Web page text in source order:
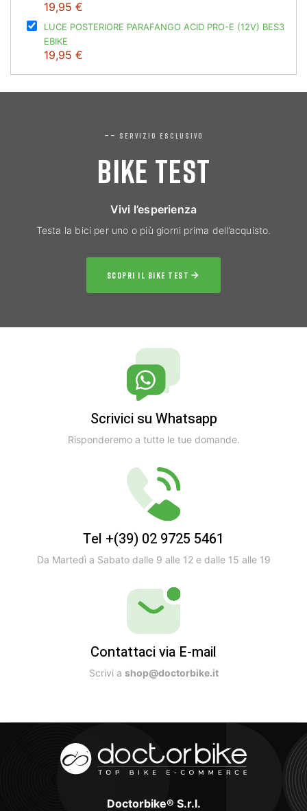
19,95 €
LUCE POSTERIORE PARAFANGO ACID PRO-E (12V) BES3
EBIKE
19,95 €
—— SERVIZIO ESCLUSIVO
BIKE TEST
Vivi l’esperienza
Testa la bici per uno o più giorni prima dell’acquisto.
SCOPRI IL BIKE TEST
Scrivici su Whatsapp
Risponderemo a tutte le tue domande.
Tel +(39) 02 9725 5461
Da Martedì a Sabato dalle 9 alle 12 e dalle 15 alle 19
Contattaci via E-mail
Scrivi a shop@doctorbike.it
Doctorbike® S.r.l.